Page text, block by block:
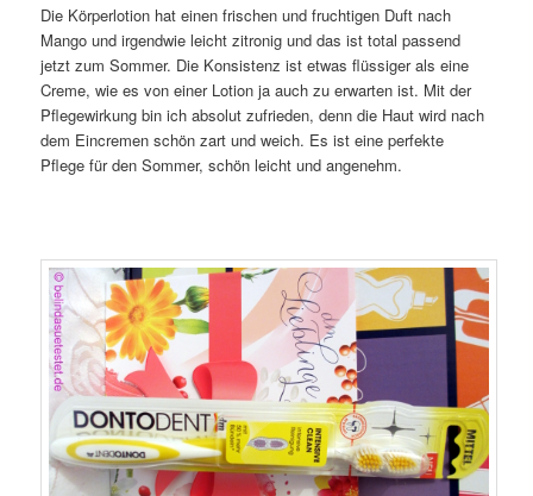
Die Körperlotion hat einen frischen und fruchtigen Duft nach
Mango und irgendwie leicht zitronig und das ist total passend
jetzt zum Sommer. Die Konsistenz ist etwas flüssiger als eine
Creme, wie es von einer Lotion ja auch zu erwarten ist. Mit der
Pflegewirkung bin ich absolut zufrieden, denn die Haut wird nach
dem Eincremen schön zart und weich. Es ist eine perfekte
Pflege für den Sommer, schön leicht und angenehm.